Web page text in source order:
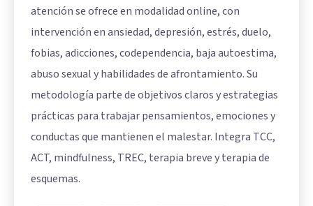
atención se ofrece en modalidad online, con
intervención en ansiedad, depresión, estrés, duelo,
fobias, adicciones, codependencia, baja autoestima,
abuso sexual y habilidades de afrontamiento. Su
metodología parte de objetivos claros y estrategias
prácticas para trabajar pensamientos, emociones y
conductas que mantienen el malestar. Integra TCC,
ACT, mindfulness, TREC, terapia breve y terapia de
esquemas.